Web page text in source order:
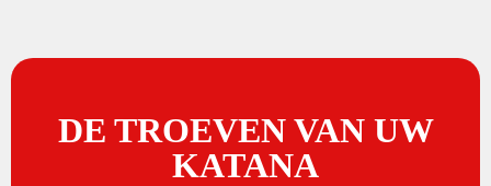
DE TROEVEN VAN UW
KATANA